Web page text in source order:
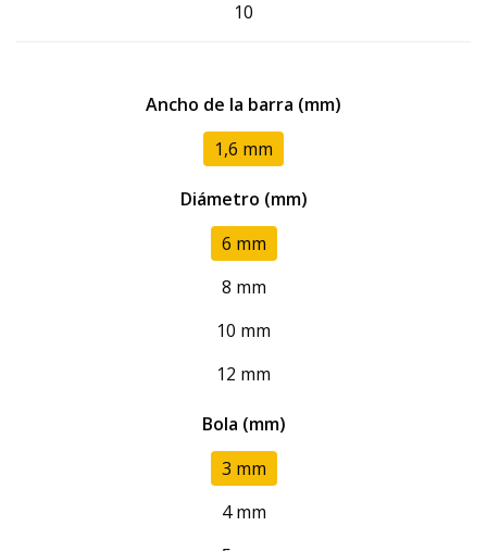
10
Ancho de la barra (mm)
1,6 mm
Diámetro (mm)
6 mm
8 mm
10 mm
12 mm
Bola (mm)
3 mm
4 mm